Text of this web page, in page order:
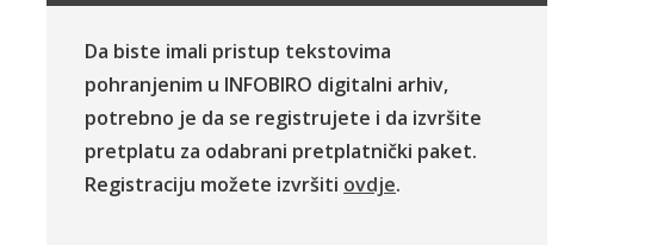
Da biste imali pristup tekstovima
pohranjenim u INFOBIRO digitalni arhiv,
potrebno je da se registrujete i da izvršite
pretplatu za odabrani pretplatnički paket.
Registraciju možete izvršiti ovdje.